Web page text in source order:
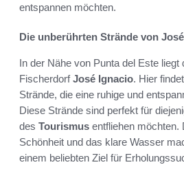
entspannen möchten.
Die unberührten Strände von
In der Nähe von Punta del Este liegt
FischerdorfJosé Ignacio. Hier
Strände, die eine ruhige und
Diese Strände sind perfekt für
des Tourismus entfliehen möchten.
Schönheit und das klare Wasser
einem beliebten Ziel für